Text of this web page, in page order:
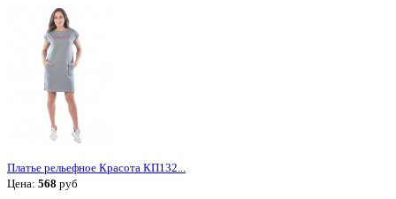
Платье рельефное Красота КП132...
Цена: 568 руб